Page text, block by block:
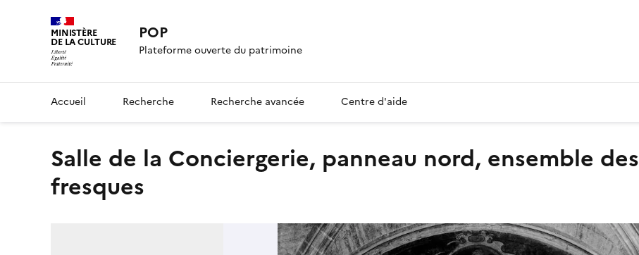
MINISTÈRE
DE LA CULTURE POP
Plateforme ouverte du patrimoine
Accueil Recherche Recherche avancée Centre d'aide
Salle de la Conciergerie, panneau nord, ensemble des
fresques